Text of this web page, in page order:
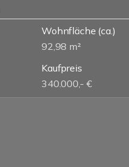
Wohnfläche (ca.)
92,98 m²
Kaufpreis
340.000,- €